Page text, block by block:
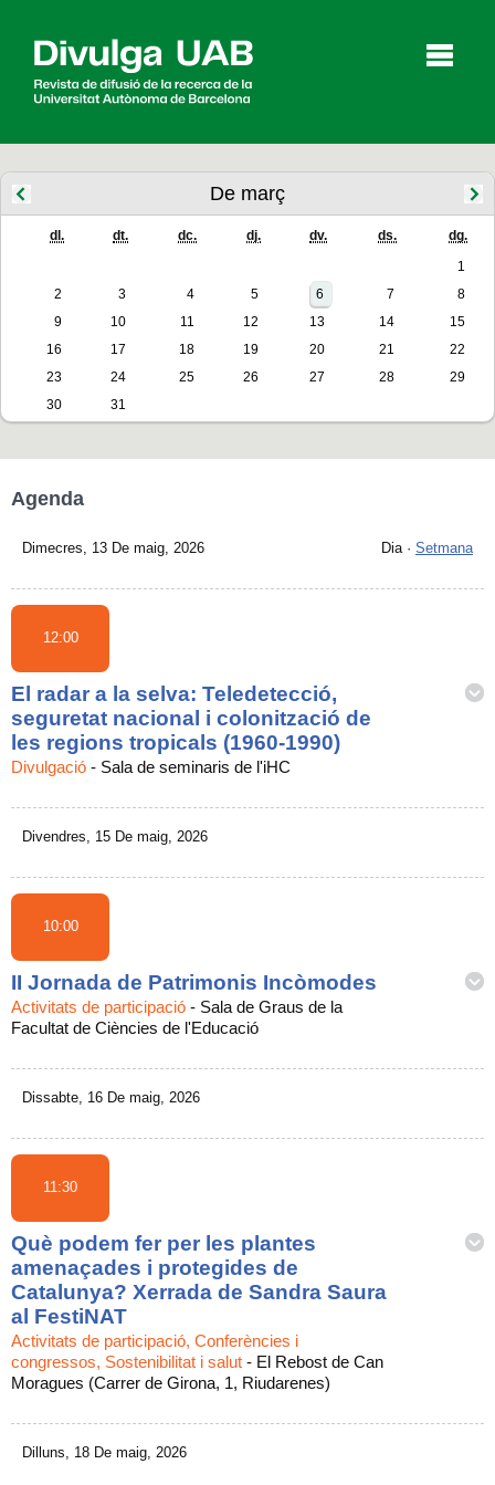
Articles Entrevistes Vídeos
English Español
De març
dl. dt. dc. dj. dv. ds. dg.
1
2
3 4 5 6 7
8
9
10 11 12 13 14
15
16
17 18 19 20 21
22
23
24 25 26 27 28
29
30
31
Agenda
Dimecres, 13 De maig, 2026 Dia · Setmana
12:00
El radar a la selva: Teledetecció,
seguretat nacional i colonització de
les regions tropicals (1960-1990)
Divulgació - Sala de seminaris de l'iHC
Divendres, 15 De maig, 2026
10:00
II Jornada de Patrimonis Incòmodes
Activitats de participació - Sala de Graus de la
Facultat de Ciències de l'Educació
Dissabte, 16 De maig, 2026
11:30
Què podem fer per les plantes
amenaçades i protegides de
Catalunya? Xerrada de Sandra Saura
al FestiNAT
Activitats de participació, Conferències i
congressos, Sostenibilitat i salut - El Rebost de Can
Moragues (Carrer de Girona, 1, Riudarenes)
Dilluns, 18 De maig, 2026